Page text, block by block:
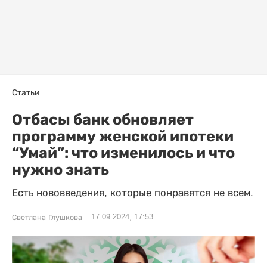
Статьи
Отбасы банк обновляет
программу женской ипотеки
“Умай”: что изменилось и что
нужно знать
Есть нововведения, которые понравятся не всем.
Светлана Глушкова 17.09.2024, 17:53